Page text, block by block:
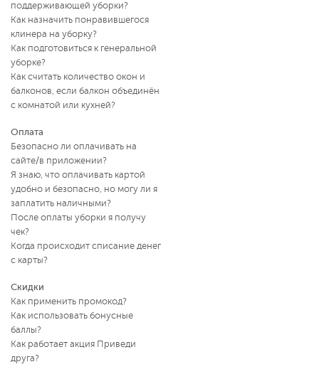
поддерживающей уборки?
Как назначить понравившегося
клинера на уборку?
Как подготовиться к генеральной
уборке?
Как считать количество окон и
балконов, если балкон объединён
с комнатой или кухней?
Оплата
Безопасно ли оплачивать на
сайте/в приложении?
Я знаю, что оплачивать картой
удобно и безопасно, но могу ли я
заплатить наличными?
После оплаты уборки я получу
чек?
Когда происходит списание денег
с карты?
Скидки
Как применить промокод?
Как использовать бонусные
баллы?
Как работает акция Приведи
друга?